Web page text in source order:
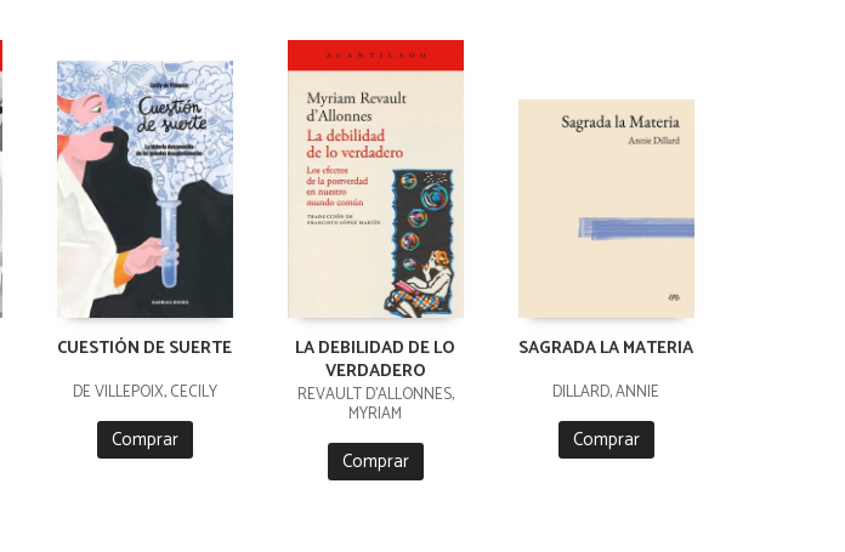
CUESTIÓN DE SUERTE
DE VILLEPOIX, CÉCILY
Comprar
LA DEBILIDAD DE LO
VERDADERO
REVAULT D'ALLONNES,
MYRIAM
Comprar
SAGRADA LA MATERIA
DILLARD, ANNIE
Comprar